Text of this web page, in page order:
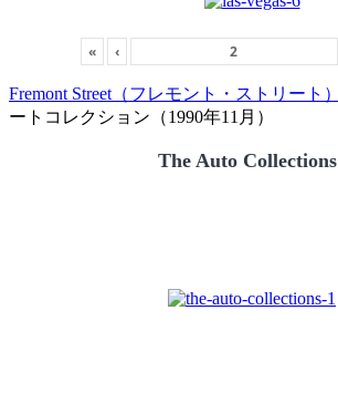
« ‹
Fremont Street（フレモント・ストリート）
ートコレクション（1990年11月）
The Auto Collections